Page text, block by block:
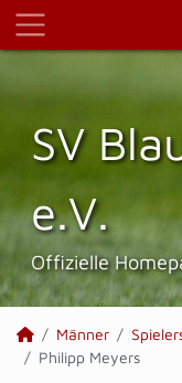
SV
e.V.
Offizielle
Männer
Philipp Meyers